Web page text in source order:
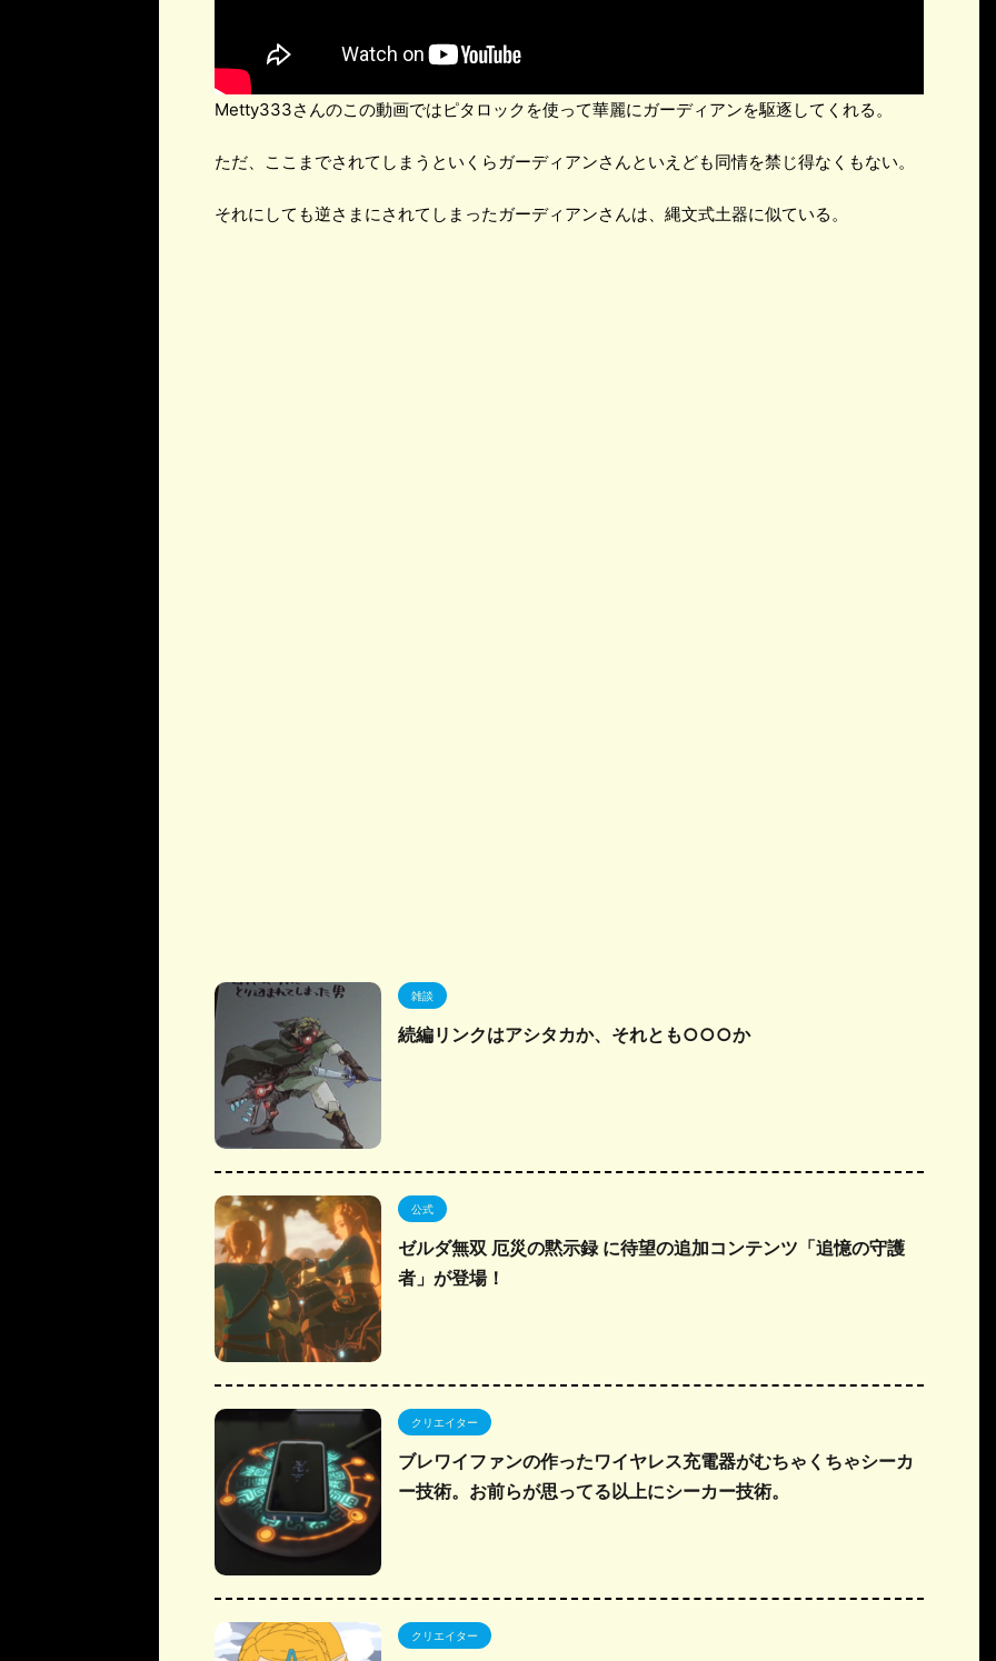
Metty333さんのこの動画ではピタロックを使って華麗にガーディアンを駆逐してくれる。
ただ、ここまでされてしまうといくらガーディアンさんといえども同情を禁じ得なくもない。
それにしても逆さまにされてしまったガーディアンさんは、縄文式土器に似ている。
雑談
続編リンクはアシタカか、それとも○○○か
公式
ゼルダ無双 厄災の黙示録 に待望の追加コンテンツ「追憶の守護
者」が登場！
クリエイター
ブレワイファンの作ったワイヤレス充電器がむちゃくちゃシーカ
ー技術。お前らが思ってる以上にシーカー技術。
クリエイター